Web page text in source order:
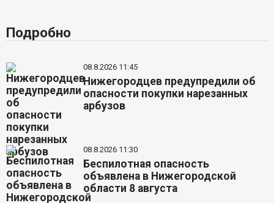
Подробно
08.8.2026 11:45
Нижегородцев предупредили об
опасности покупки нарезанных
арбузов
08.8.2026 11:30
Беспилотная опасность
объявлена в Нижегородской
области 8 августа